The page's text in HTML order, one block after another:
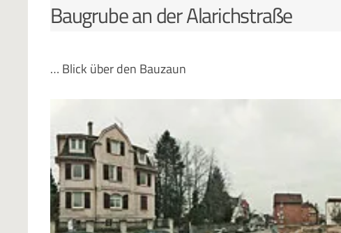
Baugrube an der Alarichstraße
… Blick über den Bauzaun